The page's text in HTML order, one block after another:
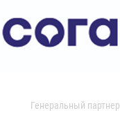
Генеральный партнер